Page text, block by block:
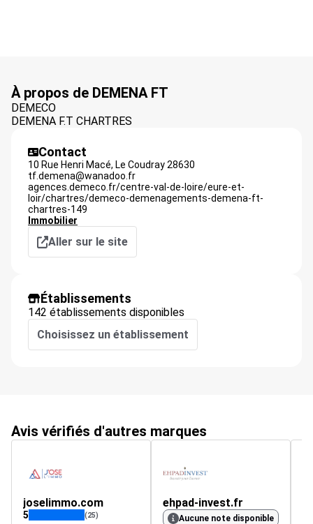
À propos de DEMENA FT
DEMECO
DEMENA F.T CHARTRES
Contact
10 Rue Henri Macé, Le Coudray 28630
tf.demena@wanadoo.fr
agences.demeco.fr/centre-val-de-loire/eure-et-
loir/chartres/demeco-demenagements-demena-ft-
chartres-149
Immobilier
Aller sur le site
Établissements
142 établissements disponibles
Choisissez un établissement
Avis vérifiés d'autres marques
joselimmo.com
5 (25)
ehpad-invest.fr
Aucune note disponible